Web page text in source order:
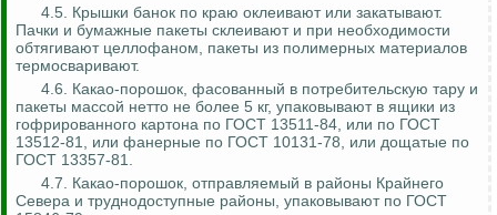
4.5. Крышки банок по краю оклеивают или закатывают.
Пачки и бумажные пакеты склеивают и при необходимости
обтягивают целлофаном, пакеты из полимерных материалов
термосваривают.
4.6. Какао-порошок, фасованный в потребительскую тару и
пакеты массой нетто не более 5 кг, упаковывают в ящики из
гофрированного картона по ГОСТ 13511-84, или по ГОСТ
13512-81, или фанерные по ГОСТ 10131-78, или дощатые по
ГОСТ 13357-81.
4.7. Какао-порошок, отправляемый в районы Крайнего
Севера и труднодоступные районы, упаковывают по ГОСТ